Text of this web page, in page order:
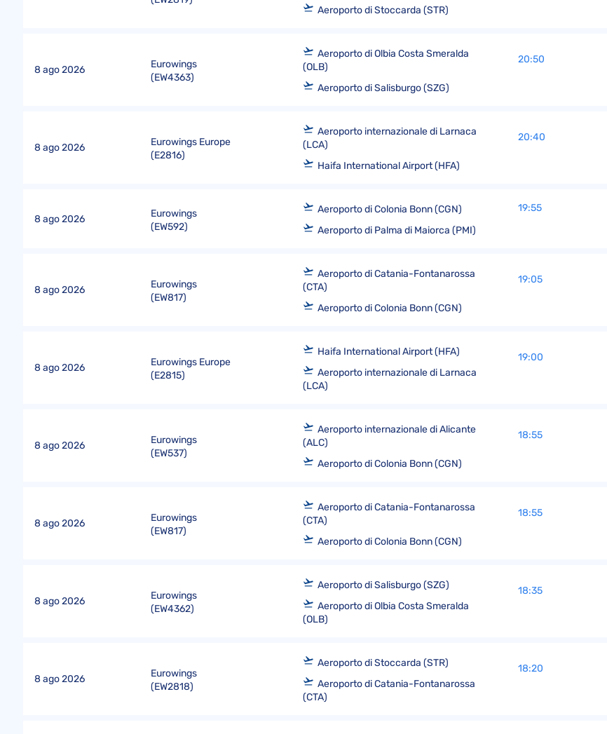
Aeroporto di Stoccarda (STR)
8 ago 2026
Eurowings
(EW4363)
Aeroporto di Olbia Costa Smeralda
(OLB)
Aeroporto di Salisburgo (SZG)
20:50
8 ago 2026
Eurowings Europe
(E2816)
Aeroporto internazionale di Larnaca
(LCA)
Haifa International Airport (HFA)
20:40
8 ago 2026
Eurowings
(EW592)
Aeroporto di Colonia Bonn (CGN)
Aeroporto di Palma di Maiorca (PMI)
19:55
8 ago 2026
Eurowings
(EW817)
Aeroporto di Catania-Fontanarossa
(CTA)
Aeroporto di Colonia Bonn (CGN)
19:05
8 ago 2026
Eurowings Europe
(E2815)
Haifa International Airport (HFA)
Aeroporto internazionale di Larnaca
(LCA)
19:00
8 ago 2026
Eurowings
(EW537)
Aeroporto internazionale di Alicante
(ALC)
Aeroporto di Colonia Bonn (CGN)
18:55
8 ago 2026
Eurowings
(EW817)
Aeroporto di Catania-Fontanarossa
(CTA)
Aeroporto di Colonia Bonn (CGN)
18:55
8 ago 2026
Eurowings
(EW4362)
Aeroporto di Salisburgo (SZG)
Aeroporto di Olbia Costa Smeralda
(OLB)
18:35
8 ago 2026
Eurowings
(EW2818)
Aeroporto di Stoccarda (STR)
Aeroporto di Catania-Fontanarossa
(CTA)
18:20